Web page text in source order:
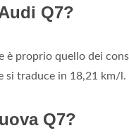
Q7?
è proprio quello dei
si traduce in 18,21 km/l.
Q7?